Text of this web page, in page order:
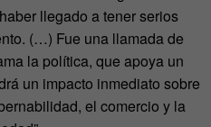
llegado a tener serios
(…) Fue una llamada de
la política, que apoya un
un impacto inmediato sobre
el comercio y la